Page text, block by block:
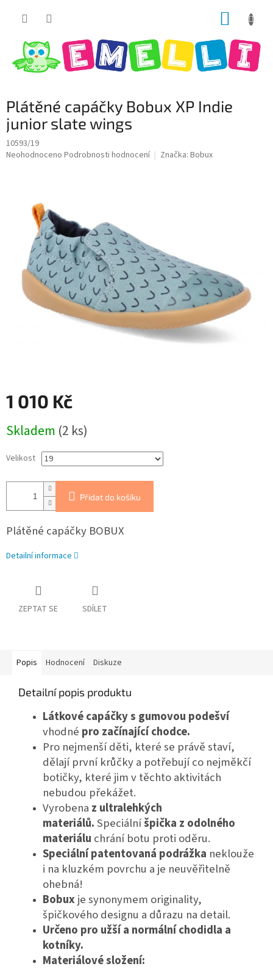
Plátěné capáčky Bobux XP Indie
junior slate wings
10593/19
Průměrné
hvězdiček.
Neohodnoceno Podrobnosti hodnocení Značka: Bobux
1 010 Kč
cena:
Skladem (2 ks)
Velikost
Přidat do košíku
Plátěné capáčky BOBUX
Detailní informace
ZEPTAT SE SDÍLET
Popis Hodnocení Diskuze
Detailní popis produktu
Látkové capáčky s gumovou podešví
vhodné pro začínající chodce.
Pro nejmenší děti, které se právě staví,
dělají první krůčky a potřebují co nejměkčí
botičky, které jim v těchto aktivitách
nebudou překážet.
Vyrobena z ultralehkých
materiálů.Speciálníšpička z odolného
materiálu chrání botu proti oděru.
Speciální patentovaná podrážka neklouže
i na kluzkém povrchu a je neuvěřitelně
ohebná!
Bobux je synonymem originality,
špičkového designu a důrazu na detail.
Určeno pro užší a normální chodidla a
kotníky.
Materiálové složení: